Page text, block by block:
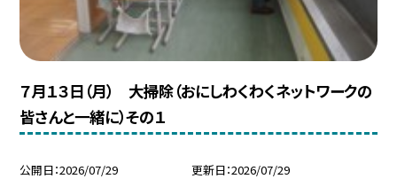
７月１３日（月） 大掃除（おにしわくわくネットワークの
皆さんと一緒に）その１
公開日 2026/07/29 更新日 2026/07/29